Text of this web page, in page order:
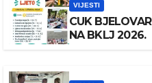
VIJESTI
CUK BJELOVAR
NA BKLJ 2026.